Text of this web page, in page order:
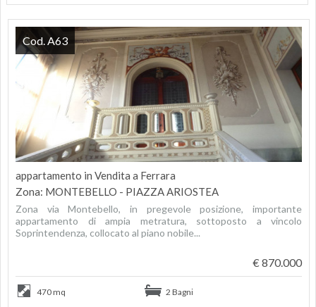
appartamento in Vendita a Ferrara
Zona: MONTEBELLO - PIAZZA ARIOSTEA
Zona via Montebello, in pregevole posizione, importante
appartamento di ampia metratura, sottoposto a vincolo
Soprintendenza, collocato al piano nobile...
€ 870.000
Cod. A63
470 mq 2 Bagni